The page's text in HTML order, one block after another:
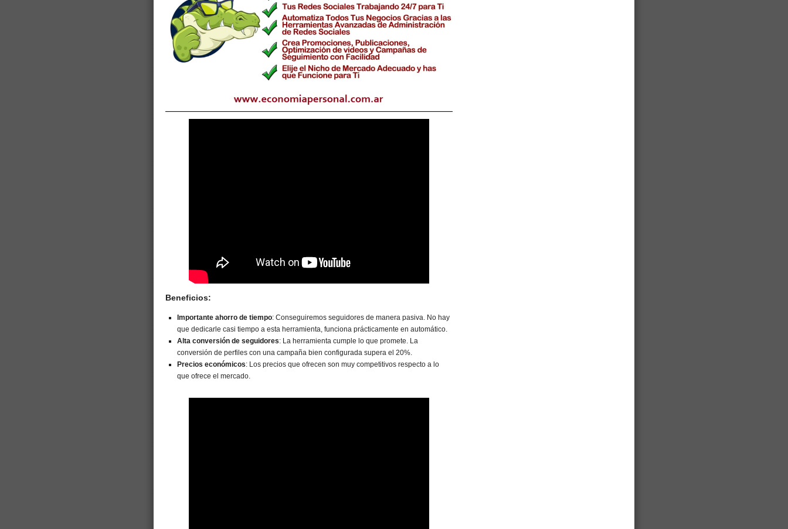
Beneficios:
Importante ahorro de tiempo: Conseguiremos seguidores de manera pasiva. No hay
que dedicarle casi tiempo a esta herramienta, funciona prácticamente en automático.
Alta conversión de seguidores: La herramienta cumple lo que promete. La
conversión de perfiles con una campaña bien configurada supera el 20%.
Precios económicos: Los precios que ofrecen son muy competitivos respecto a lo
que ofrece el mercado.